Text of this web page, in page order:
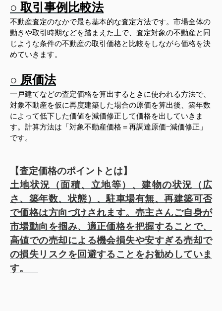
○ 取引事例比較法
不動産査定のなかで最も基本的な査定方法です。市場全体の
動きや取引時期などを踏まえた上で、査定対象の不動産と同
じような条件の不動産の取引価格と比較をしながら価格を決
めていきます。
○ 原価法
一戸建てなどの査定価格を算出するときに使われる方法で、
対象不動産を仮に再度建築した場合の原価を算出後、築年数
によって低下した価値を減価修正して価格を出していきま
す。計算方法は「対象不動産価格＝再調達原価−減価修正」
です。
【査定価格のポイントとは】
土地状況（面積、立地等）、建物の状況（広
さ、築年数、状態）、駐車場有無、再建築可否
で価格は方向づけされます。売主さんご自身が
市場動向を掴み、適正価格を把握することで、
高値での売却による機会損失や安すぎる売却で
の損失リスクを回避することをお勧めしていま
す。